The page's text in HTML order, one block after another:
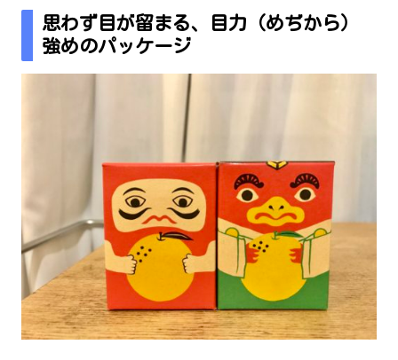
思わず目が留まる、目力（めぢから）
強めのパッケージ